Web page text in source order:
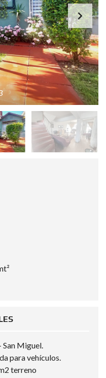
San Miguel.
para vehículos.
terreno